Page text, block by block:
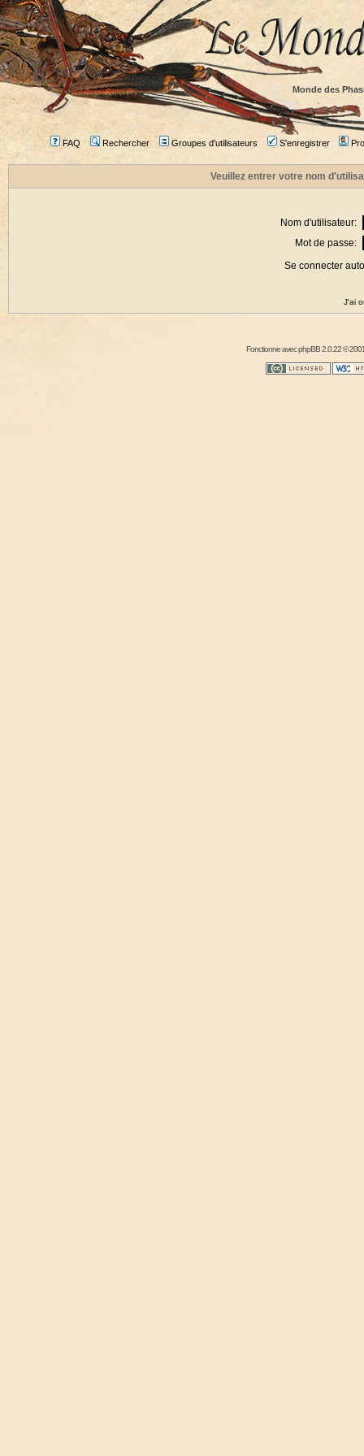
Monde des
FAQ Rechercher Groupes d'utilisateurs S'enregistrer
Veuillez entrer votre nom
Nom d'utilisateur:
Mot de passe:
Se connecter
J'ai
Fonctionne avecphpBB2.0.22 ©